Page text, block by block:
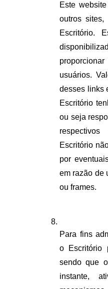
Este
outros
Escritório.
usuários.
desses links
Escritório
ou seja
Escritório
por
em razão de
ou frames.
Para fins
o Escritório
sendo que
instante,